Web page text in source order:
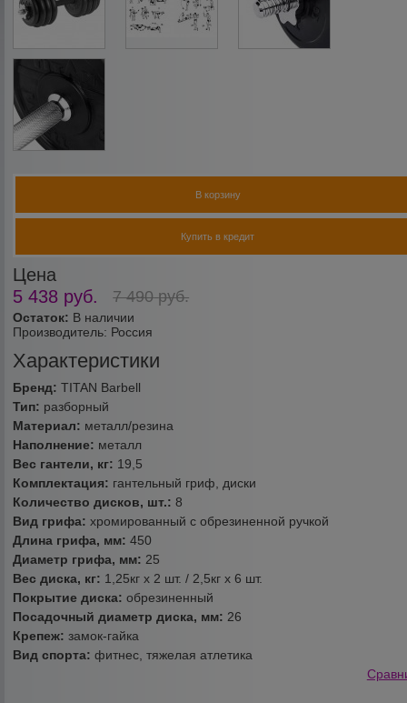
Остаток: В наличии
Производитель: Россия
Характеристики
Бренд:TITAN Barbell
Тип: разборный
Материал: металл/резина
Наполнение: металл
Вес гантели, кг: 19,5
Комплектация: гантельный гриф, диски
Количество дисков, шт.:8
Вид грифа:хромированный с обрезиненной ручкой
Длина грифа, мм:450
Диаметр грифа, мм: 25
Вес диска, кг: 1,25кг х 2 шт. / 2,5кг х 6 шт.
Покрытие диска:обрезиненный
Посадочный диаметр диска, мм: 26
Крепеж:замок-гайка
Вид спорта:фитнес, тяжелая атлетика
Цена
7 490 руб.
5 438 руб.
В корзину
Купить в кредит